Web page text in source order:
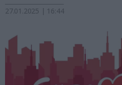
27.01.2025 | 16:44